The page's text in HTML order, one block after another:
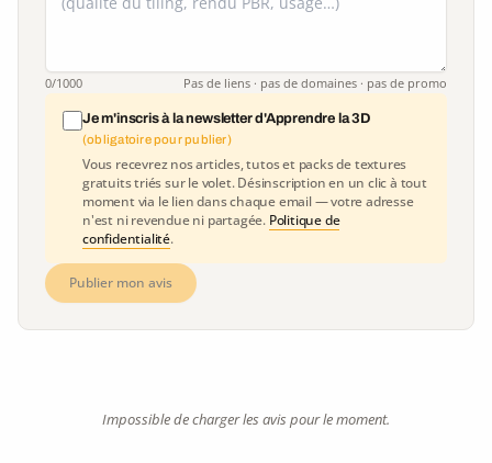
0/1000 Pas de liens · pas de domaines · pas de promo
Je m'inscris à la newsletter d'Apprendre la 3D
(obligatoire pour publier)
Vous recevrez nos articles, tutos et packs de textures
gratuits triés sur le volet. Désinscription en un clic à tout
moment via le lien dans chaque email — votre adresse
n'est ni revendue ni partagée. Politique de
confidentialité.
Publier mon avis
Impossible de charger les avis pour le moment.